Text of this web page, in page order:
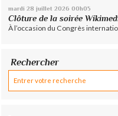
mardi 28 juillet 2026 00h05
Clôture de la soirée
À l’occasion du Congrès
Rechercher